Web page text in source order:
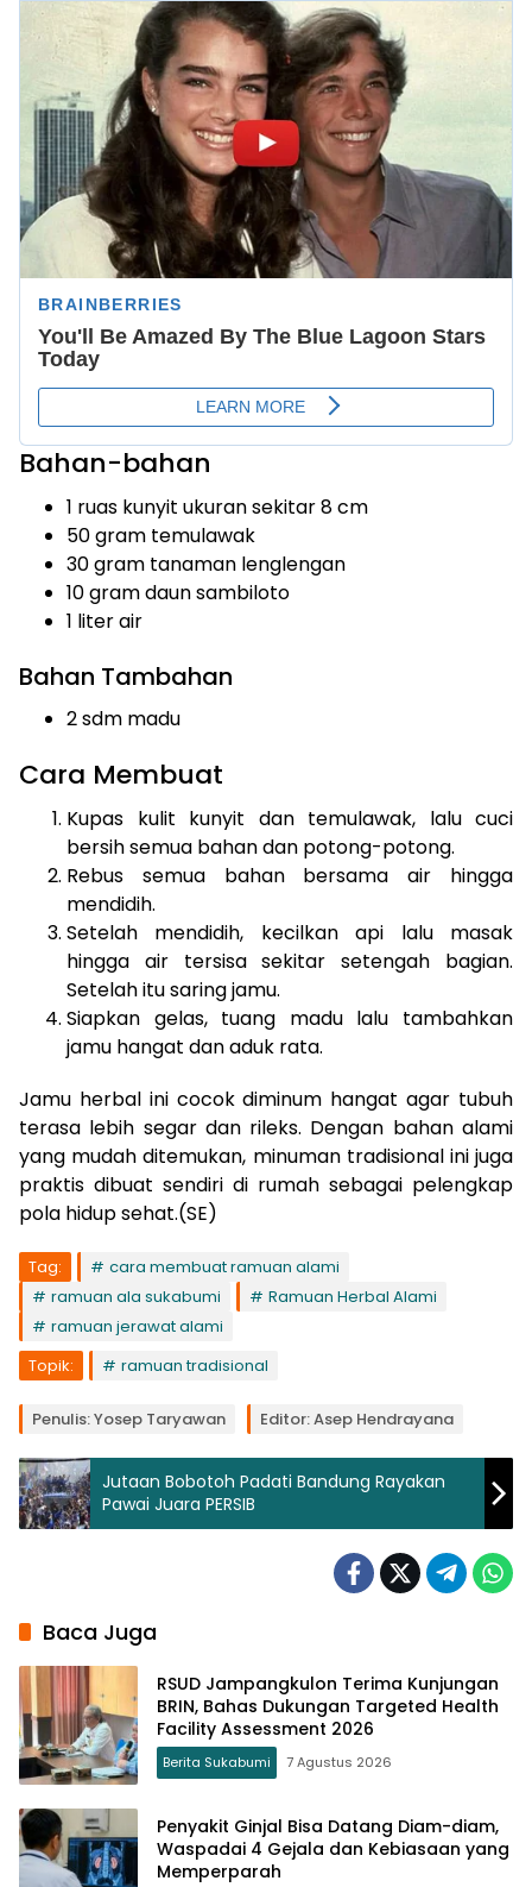
Bahan-bahan
1 ruas kunyit ukuran sekitar 8 cm
50 gram temulawak
30 gram tanaman lenglengan
10 gram daun sambiloto
1 liter air
Bahan Tambahan
2 sdm madu
Cara Membuat
Kupas kulit kunyit dan temulawak, lalu cuci
bersih semua bahan dan potong-potong.
Rebus semua bahan bersama air hingga
mendidih.
Setelah mendidih, kecilkan api lalu masak
hingga air tersisa sekitar setengah bagian.
Setelah itu saring jamu.
Siapkan gelas, tuang madu lalu tambahkan
jamu hangat dan aduk rata.
Jamu herbal ini cocok diminum hangat agar tubuh
terasa lebih segar dan rileks. Dengan bahan alami
yang mudah ditemukan, minuman tradisional ini juga
praktis dibuat sendiri di rumah sebagai pelengkap
pola hidup sehat.(SE)
Tag:
cara membuat ramuan alami
ramuan ala sukabumi
Ramuan Herbal Alami
ramuan jerawat alami
Topik:
ramuan tradisional
Penulis: Yosep Taryawan Editor: Asep Hendrayana
Jutaan Bobotoh Padati Bandung Rayakan
Pawai Juara PERSIB
Baca Juga
RSUD Jampangkulon Terima Kunjungan
BRIN, Bahas Dukungan Targeted Health
Facility Assessment 2026
Berita Sukabumi 7 Agustus 2026
Penyakit Ginjal Bisa Datang Diam-diam,
Waspadai 4 Gejala dan Kebiasaan yang
Memperparah